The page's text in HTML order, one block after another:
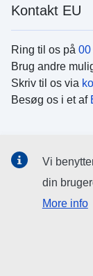
Kontakt EU
Ring til os på 00
Brug andre
Skriv til os via
Besøg os i et af
Søg efter EU's
EU-
Vi
din
More info